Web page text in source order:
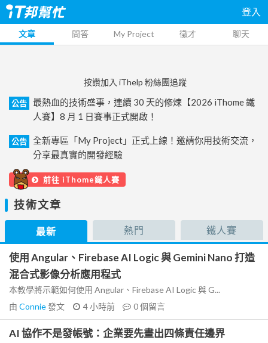
登入
文章 問答 My Project 徵才 聊天
按讚加入 iThelp 粉絲團追蹤
公告
最熱血的技術盛事，連續 30 天的修煉【2026 iThome 鐵
人賽】8 月 1 日賽事正式開啟！
公告
全新專區「My Project」正式上線！邀請你用技術交流，
分享最真實的開發經驗
前往 iThome鐵人賽
技術文章
最新 熱門 鐵人賽
使用 Angular、Firebase AI Logic 與 Gemini Nano 打造
混合式影像分析應用程式
本教學將示範如何使用 Angular、Firebase AI Logic 與 G...
由 Connie發文 4 小時前 0個留言
AI 協作不是發帳號：企業要先畫出四條責任邊界